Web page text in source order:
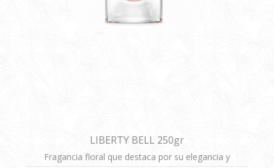
LIBERTY BELL 250gr
Fragancia floral que destaca por su elegancia y